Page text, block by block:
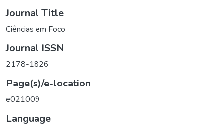
Journal Title
Ciências em Foco
Journal ISSN
2178-1826
Page(s)/e-location
e021009
Language